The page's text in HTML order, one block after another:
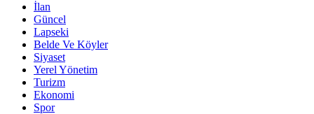
İlan
Güncel
Lapseki
Belde Ve Köyler
Siyaset
Yerel Yönetim
Turizm
Ekonomi
Spor